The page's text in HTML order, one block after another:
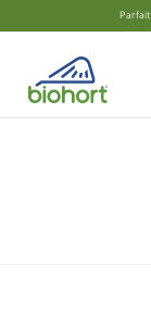
Paramètres des cookies
Parfait